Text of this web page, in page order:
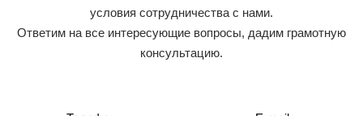
условия сотрудничества с нами.
Ответим на все интересующие вопросы, дадим грамотную
консультацию.